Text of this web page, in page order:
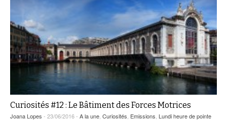
Curiosités #12 : Le Bâtiment des Forces Motrices
Joana Lopes - 23/06/2016 - A la une Curiosités Emissions Lundi heure de pointe